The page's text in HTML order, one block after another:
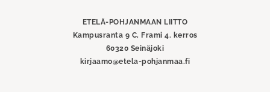
ETELÄ-POHJANMAAN LIITTO
Kampusranta 9 C, Frami 4. kerros
60320 Seinäjoki
kirjaamo@etela-pohjanmaa.fi